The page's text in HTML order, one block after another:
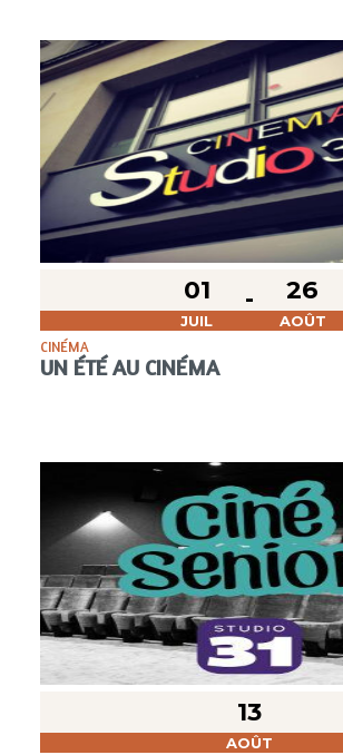
01
JUIL
26
AOÛT
CINÉMA
UN ÉTÉ AU CINÉMA
13
AOÛT